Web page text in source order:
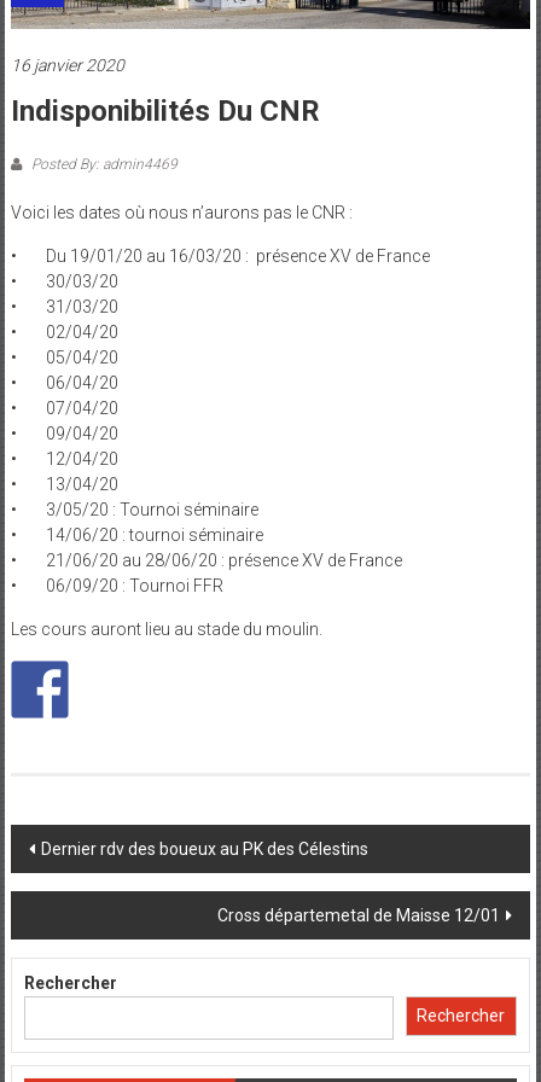
16 janvier 2020
Indisponibilités Du CNR
Posted By: admin4469
Voici les dates où nous n’aurons pas le CNR :
• Du 19/01/20 au 16/03/20 : présence XV de France
• 30/03/20
• 31/03/20
• 02/04/20
• 05/04/20
• 06/04/20
• 07/04/20
• 09/04/20
• 12/04/20
• 13/04/20
• 3/05/20 : Tournoi séminaire
• 14/06/20 : tournoi séminaire
• 21/06/20 au 28/06/20 : présence XV de France
• 06/09/20 : Tournoi FFR
Les cours auront lieu au stade du moulin.
Post
navigation
Dernier rdv des boueux au PK des Célestins
Cross départemetal de Maisse 12/01
Rechercher
Rechercher